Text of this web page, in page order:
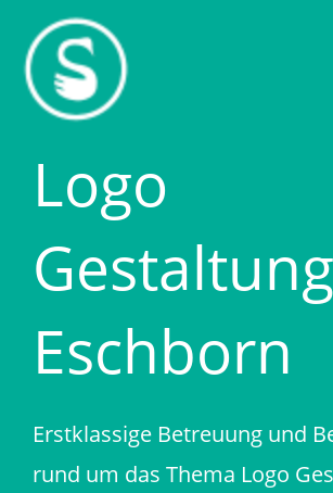
Inhalt
springen
Logo
Gestaltung
Eschborn
Erstklassige Betreuung und
rund um das Thema Logo